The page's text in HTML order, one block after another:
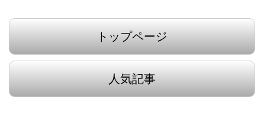
トップページ
人気記事